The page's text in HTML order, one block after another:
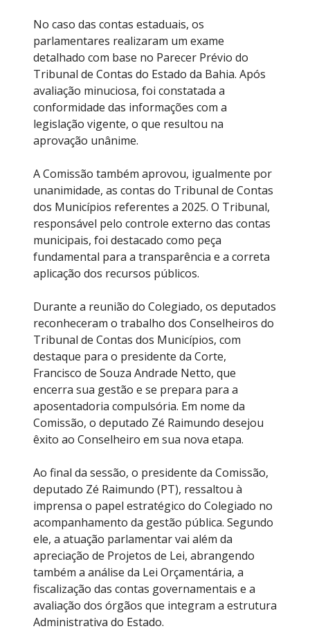
No caso das contas estaduais, os
parlamentares realizaram um exame
detalhado com base no Parecer Prévio do
Tribunal de Contas do Estado da Bahia. Após
avaliação minuciosa, foi constatada a
conformidade das informações com a
legislação vigente, o que resultou na
aprovação unânime.
A Comissão também aprovou, igualmente por
unanimidade, as contas do Tribunal de Contas
dos Municípios referentes a 2025. O Tribunal,
responsável pelo controle externo das contas
municipais, foi destacado como peça
fundamental para a transparência e a correta
aplicação dos recursos públicos.
Durante a reunião do Colegiado, os deputados
reconheceram o trabalho dos Conselheiros do
Tribunal de Contas dos Municípios, com
destaque para o presidente da Corte,
Francisco de Souza Andrade Netto, que
encerra sua gestão e se prepara para a
aposentadoria compulsória. Em nome da
Comissão, o deputado Zé Raimundo desejou
êxito ao Conselheiro em sua nova etapa.
Ao final da sessão, o presidente da Comissão,
deputado Zé Raimundo (PT), ressaltou à
imprensa o papel estratégico do Colegiado no
acompanhamento da gestão pública. Segundo
ele, a atuação parlamentar vai além da
apreciação de Projetos de Lei, abrangendo
também a análise da Lei Orçamentária, a
fiscalização das contas governamentais e a
avaliação dos órgãos que integram a estrutura
Administrativa do Estado.